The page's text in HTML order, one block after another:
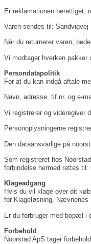
Er reklamationen berettiget,
Varen sendes til: Sandvigvej
Når du returnerer varen,
Vi modtager hverken pakker
Persondatapolitik
For at du kan indgå aftale
Navn, adresse, tlf.nr. og e-
Vi registrerer og videregiver
Personoplysningerne
Den dataansvarlige på
Som registreret hos
forbindelse hermed rettes til:
Klageadgang
Hvis du vil klage over dit
for Klageløsning, Nævnenes
Er du forbruger med bopæl i
Forbehold
Noorstad ApS tager